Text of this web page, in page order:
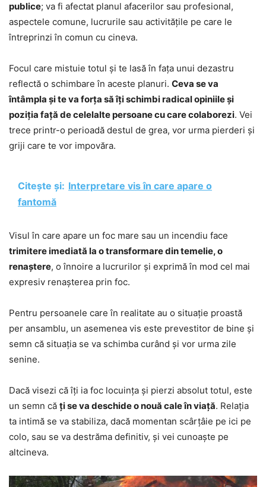
publice; va fi afectat planul afacerilor sau profesional,
aspectele comune, lucrurile sau activitățile pe care le
întreprinzi în comun cu cineva.
Focul care mistuie totul și te lasă în fața unui dezastru
reflectă o schimbare în aceste planuri. Ceva se va
întâmpla și te va forța să îți schimbi radical opiniile și
poziția față de celelalte persoane cu care colaborezi. Vei
trece printr-o perioadă destul de grea, vor urma pierderi și
griji care te vor impovăra.
Citește și: Interpretare vis în care apare o
fantomă
Visul în care apare un foc mare sau un incendiu face
trimitere imediată la o transformare din temelie, o
renaștere, o înnoire a lucrurilor și exprimă în mod cel mai
expresiv renașterea prin foc.
Pentru persoanele care în realitate au o situație proastă
per ansamblu, un asemenea vis este prevestitor de bine și
semn că situația se va schimba curând și vor urma zile
senine.
Dacă visezi că îți ia foc locuința și pierzi absolut totul, este
un semn că ți se va deschide o nouă cale în viață. Relația
ta intimă se va stabiliza, dacă momentan scârțâie pe ici pe
colo, sau se va destrăma definitiv, și vei cunoaște pe
altcineva.